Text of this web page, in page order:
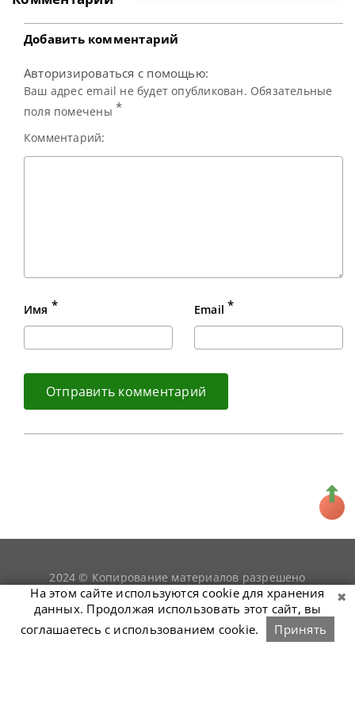
Masters. В финале
он встретился с
действующим
Кайреном Уилсоном
и одержал
уверенную
Добавить комментарий
Авторизироваться с помощью:
Ваш адрес email не будет опубликован. Обязательные
поля помечены *
Комментарий:
Имя * Email *
2024 © Копирование материалов разрешено
только при условии гиперссылки наsnookerist.ru
На этом сайте используются cookie для хранения
данных. Продолжая использовать этот сайт, вы
соглашаетесь с использованием cookie.
Принять